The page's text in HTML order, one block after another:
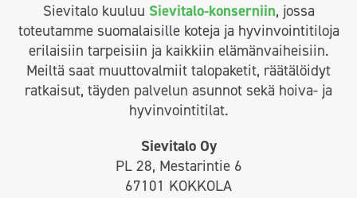
Sievitalo kuuluu Sievitalo-konserniin, jossa
toteutamme suomalaisille koteja ja hyvinvointitiloja
erilaisiin tarpeisiin ja kaikkiin elämänvaiheisiin.
Meiltä saat muuttovalmiit talopaketit, räätälöidyt
ratkaisut, täyden palvelun asunnot sekä hoiva- ja
hyvinvointitilat.
Sievitalo Oy
PL 28, Mestarintie 6
67101 KOKKOLA